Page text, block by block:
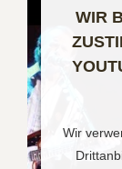
WIR
Wir